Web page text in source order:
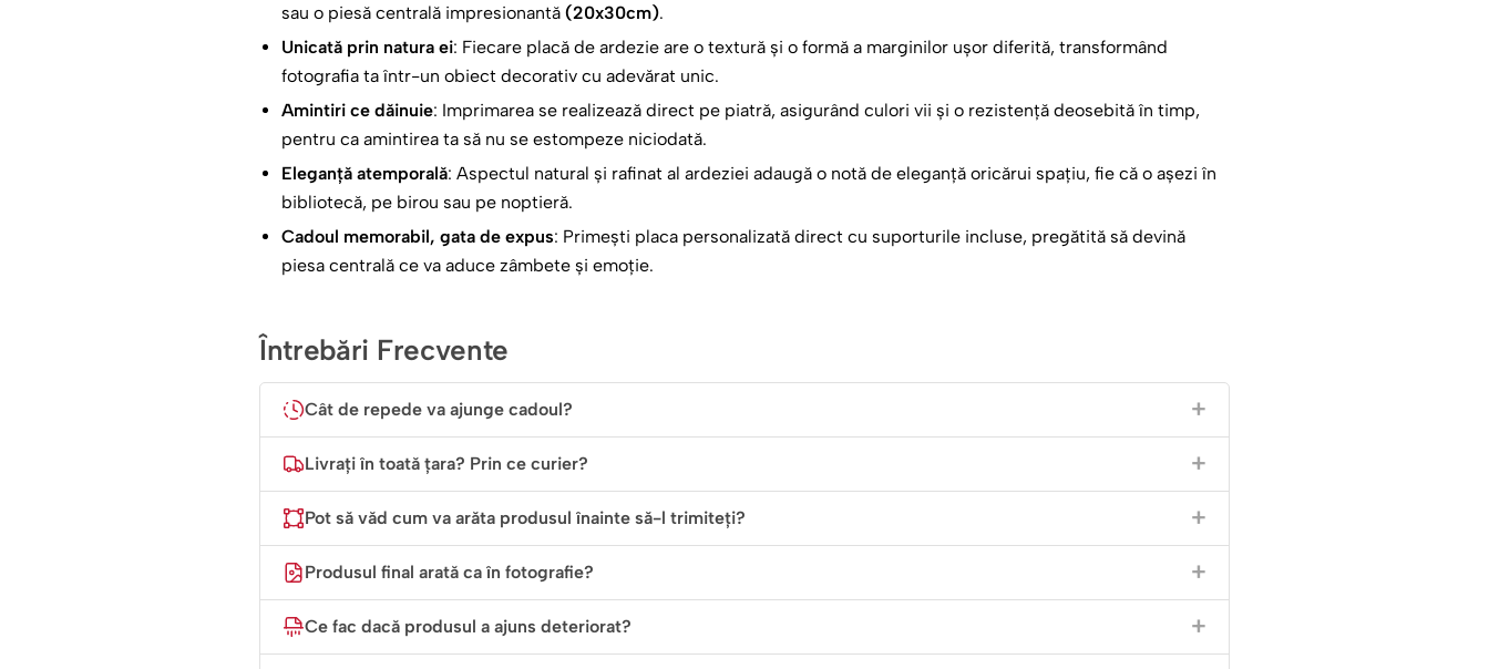
sau o piesă centrală impresionantă (20x30cm).
Unicată prin natura ei: Fiecare placă de ardezie are o textură și o formă a marginilor ușor diferită, transformând
fotografia ta într-un obiect decorativ cu adevărat unic.
Amintiri ce dăinuie: Imprimarea se realizează direct pe piatră, asigurând culori vii și o rezistență deosebită în timp,
pentru ca amintirea ta să nu se estompeze niciodată.
Eleganță atemporală: Aspectul natural și rafinat al ardeziei adaugă o notă de eleganță oricărui spațiu, fie că o așezi în
bibliotecă, pe birou sau pe noptieră.
Cadoul memorabil, gata de expus: Primești placa personalizată direct cu suporturile incluse, pregătită să devină
piesa centrală ce va aduce zâmbete și emoție.
Întrebări Frecvente
Cât de repede va ajunge cadoul?
Livrați în toată țara? Prin ce curier?
Pot să văd cum va arăta produsul înainte să-l trimiteți?
Produsul final arată ca în fotografie?
Ce fac dacă produsul a ajuns deteriorat?